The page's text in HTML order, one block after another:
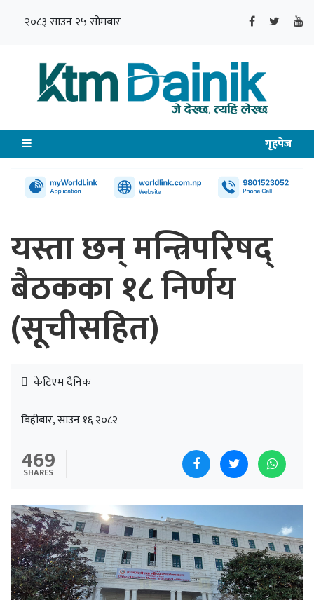
२०८३ साउन २५ सोमबार
गृहपेज
यस्ता छन् मन्त्रिपरिषद्
बैठकका १८ निर्णय
(सूचीसहित)
केटिएम दैनिक
बिहीबार, साउन १६ २०८२
469
SHARES